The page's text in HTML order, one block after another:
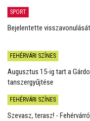
SPORT
Bejelentette
FEHÉRVÁRI SZÍNES
Augusztus 15-ig tart a
tanszergyűjtése
FEHÉRVÁRI SZÍNES
Szevasz, terasz! -